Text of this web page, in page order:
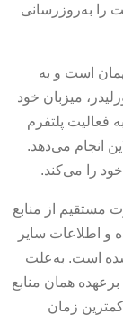
را به‌روز‌رسانی
است و به
میزبان خود
فعالیت پلتفرم
انجام می‌دهد.
را می‌کند.
مستقیم از منابع
و اطلاعات سایر
شده است. به‌علت
همان منابع
زمان